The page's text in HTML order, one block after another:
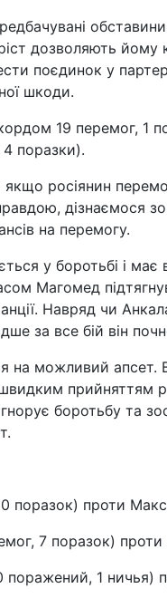
дозволяють
поєдинок у
шкоди.
19 перемог, 1
поразки).
росіянин
дізнаємося
на перемогу.
у боротьбі і
Магомед
Навряд чи
за все бій він
на можливий
прийняттям
боротьбу та
0 поразок) проти
7 поразок)
поражений, 1 ничья)